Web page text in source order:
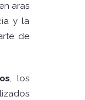
aras
y la
de
, los